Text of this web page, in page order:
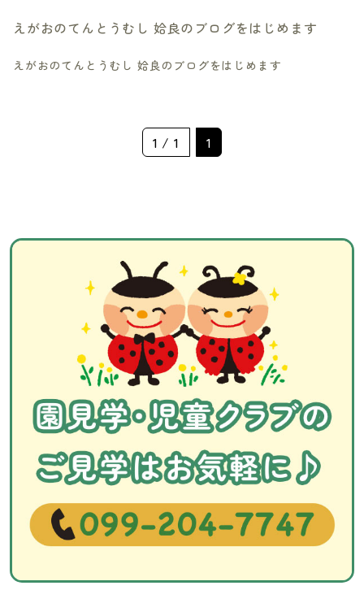
えがおのてんとうむし 姶良のブログをはじめます
えがおのてんとうむし 姶良のブログをはじめます
1 / 1 1